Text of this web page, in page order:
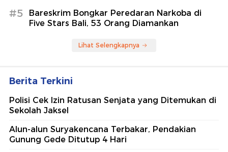
#5
Bareskrim Bongkar Peredaran Narkoba di
Five Stars Bali, 53 Orang Diamankan
Lihat Selengkapnya
Berita Terkini
Polisi Cek Izin Ratusan Senjata yang Ditemukan di
Sekolah Jaksel
Alun-alun Suryakencana Terbakar, Pendakian
Gunung Gede Ditutup 4 Hari